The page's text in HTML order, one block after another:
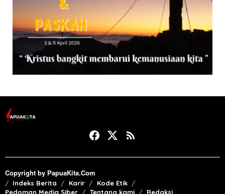
Copyright by PapuaKita.Com
Indeks Berita Karir
Kode Etik
Pedoman Media Siber
Tentang kami Redaksi